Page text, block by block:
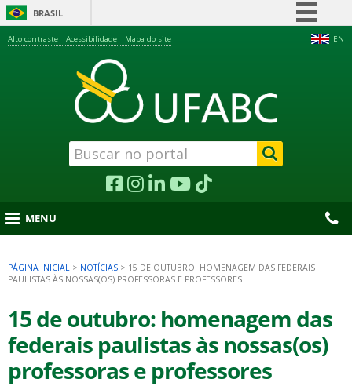
BRASIL
Acesso à informação
Legislação
Canais
EN
Alto contraste Acessibilidade Mapa do site
MENU
PÁGINA INICIAL > NOTÍCIAS > 15 DE OUTUBRO: HOMENAGEM DAS FEDERAIS
PAULISTAS ÀS NOSSAS(OS) PROFESSORAS E PROFESSORES
15 de outubro: homenagem das
federais paulistas às nossas(os)
professoras e professores